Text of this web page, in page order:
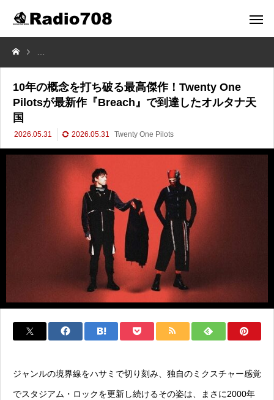
10年の概念を打ち破る最高傑作！Twenty One Pilotsが最新作『Breach
10年の概念を打ち破る最高傑作！Twenty One
Pilotsが最新作『Breach』で到達したオルタナ天
国
2026.05.31 2026.05.31 Twenty One Pilots
ジャンルの境界線をハサミで切り刻み、独自のミクスチャー感覚
でスタジアム・ロックを更新し続けるその姿は、まさに2000年